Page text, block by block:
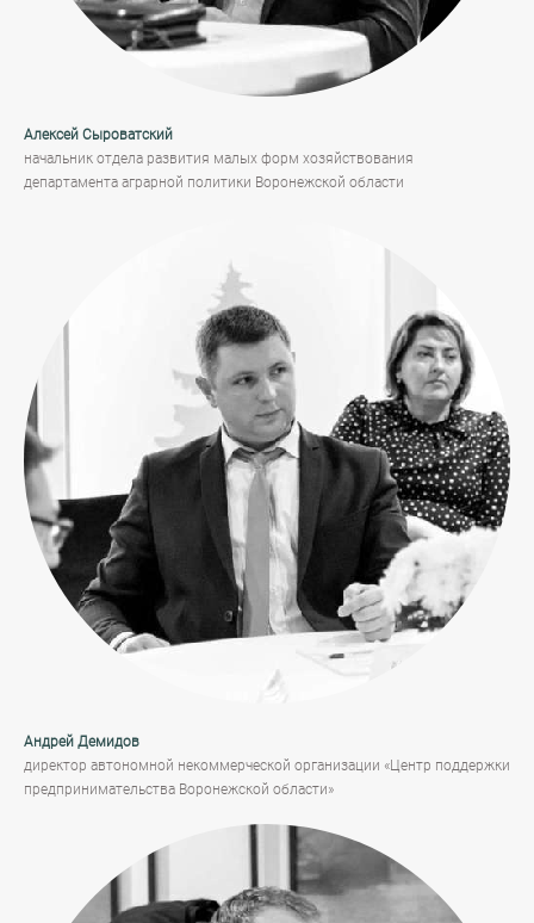
Алексей Сыроватский
начальник отдела развития малых форм хозяйствования
департамента аграрной политики Воронежской области
Андрей Демидов
директор автономной некоммерческой организации «Центр поддержки
предпринимательства Воронежской области»